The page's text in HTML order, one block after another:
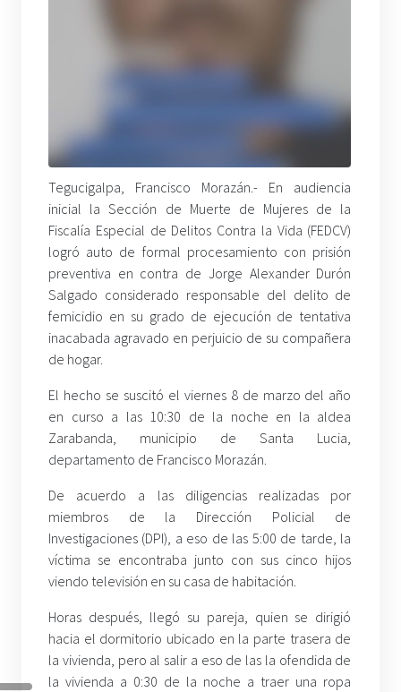
Tegucigalpa, Francisco Morazán.- En audiencia
inicial la Sección de Muerte de Mujeres de la
Fiscalía Especial de Delitos Contra la Vida (FEDCV)
logró auto de formal procesamiento con prisión
preventiva en contra de Jorge Alexander Durón
Salgado considerado responsable del delito de
femicidio en su grado de ejecución de tentativa
inacabada agravado en perjuicio de su compañera
de hogar.
El hecho se suscitó el viernes 8 de marzo del año
en curso a las 10:30 de la noche en la aldea
Zarabanda, municipio de Santa Lucia,
departamento de Francisco Morazán.
De acuerdo a las diligencias realizadas por
miembros de la Dirección Policial de
Investigaciones (DPI), a eso de las 5:00 de tarde, la
víctima se encontraba junto con sus cinco hijos
viendo televisión en su casa de habitación.
Horas después, llegó su pareja, quien se dirigió
hacia el dormitorio ubicado en la parte trasera de
la vivienda, pero al salir a eso de las la ofendida de
la vivienda a 0:30 de la noche a traer una ropa